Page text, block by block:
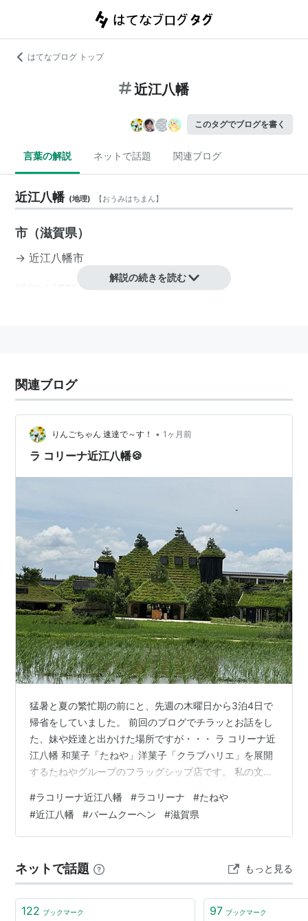
はてなブログ トップ
近江八幡
このタグでブログを書く
言葉の解説 ネットで話題 関連ブログ
近江八幡 (地理) 【おうみはちまん】
市（滋賀県）
→近江八幡市
近江八幡駅 JR西日本・近江鉄道
解説の続きを読む
関連ブログ
りんごちゃん 速達で～す！ • 1ヶ月前
ラ コリーナ近江八幡🍪
猛暑と夏の繁忙期の前にと、先週の木曜日から3泊4日で
帰省をしていました。 前回のブログでチラッとお話をし
た、妹や姪達と出かけた場所ですが・・・ ラ コリーナ近
江八幡 和菓子「たねや」洋菓子「クラブハリエ」を展開
するたねやグループのフラッグシップ店です。 私の文章
ね。 taneya. 😲うわぁ～すごいすごい、別世界やん。 一
歩中に入ると、目の前に広がるのは昔懐かしい自然いっ
ぱいの風景でした。 公式サイトにもある「お菓子と自然
っと散策でもしましょう！ 妹と姪、親子ツーショットで
す。 日差しは強かった…
#ラコリーナ近江八幡 #ラコリーナ #たねや
#近江八幡 #バームクーヘン #滋賀県
ネットで話題 もっと見る
122 ブックマーク 97 ブックマーク